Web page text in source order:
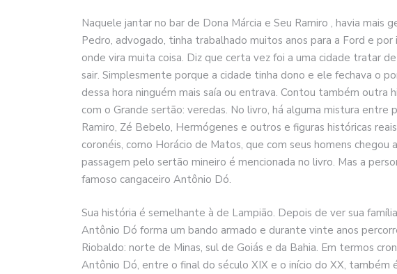
Naquele jantar no bar de Dona Márcia e Seu Ramiro , havia mais
Pedro, advogado, tinha trabalhado muitos anos para a Ford e
onde vira muita coisa. Diz que certa vez foi a uma cidade tratar
sair. Simplesmente porque a cidade tinha dono e ele fechava o
dessa hora ninguém mais saía ou entrava. Contou também outra
com o Grande sertão: veredas. No livro, há alguma mistura entre
Ramiro, Zé Bebelo, Hermógenes e outros e figuras históricas
coronéis, como Horácio de Matos, que com seus homens chegou
passagem pelo sertão mineiro é mencionada no livro. Mas a
famoso cangaceiro Antônio Dó.
Sua história é semelhante à de Lampião. Depois de ver sua
Antônio Dó forma um bando armado e durante vinte anos
Riobaldo: norte de Minas, sul de Goiás e da Bahia. Em termos
Antônio Dó, entre o final do século XIX e o início do XX, também